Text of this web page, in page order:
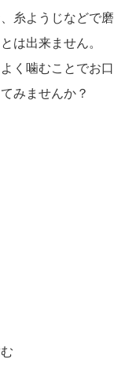
糸ようじなどで磨
は出来ません。
く噛むことでお口
みませんか？